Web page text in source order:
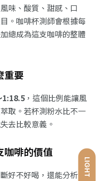
LIGHT
味、酸質、甜感、口
。咖啡杯測師會根據每
總成為這支咖啡的整體
重要
1:18.5，這個比例能讓風
取。若杯測粉水比不一
去比較意義。
咖啡的價值
好不好喝，還能分析這